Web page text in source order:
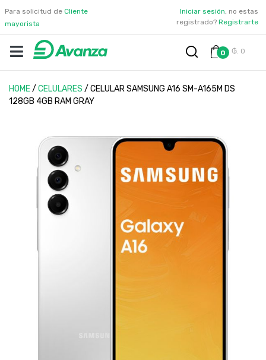
Para solicitud de Cliente
mayorista
Iniciar sesión, no estas
registrado? Registrarte
0 ₲. 0
HOME/ CELULARES / CELULAR SAMSUNG A16 SM-A165M DS
128GB 4GB RAM GRAY